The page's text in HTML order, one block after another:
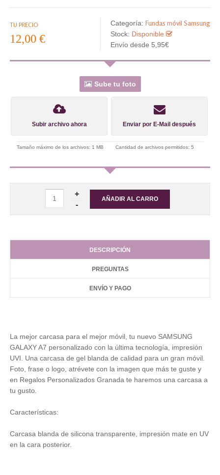
TU PRECIO
12,00 €
Categoría: Fundas móvil Samsung
Stock: Disponible
Envío desde 5,95€
Sube tu foto
Subir archivo ahora Enviar por E-Mail después
Tamaño máximo de los archivos: 1 MB Cantidad de archivos permitidos: 5
DESCRIPCIÓN
PREGUNTAS
ENVÍO Y PAGO
La mejor carcasa para el mejor móvil, tu nuevo SAMSUNG
GALAXY A7 personalizado con la última tecnología, impresión
UVI. Una carcasa de gel blanda de calidad para un gran móvil.
Foto, frase o logo, atrévete con la imagen que más te guste y
en Regalos Personalizados Granada te haremos una carcasa a
tu gusto.
Características:
Carcasa blanda de silicona transparente, impresión mate en UV
en la cara posterior.